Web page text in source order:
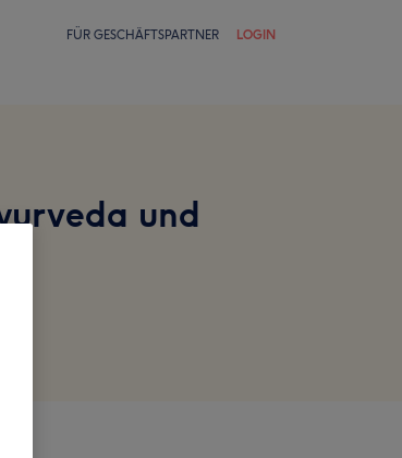
FÜR GESCHÄFTSPARTNER LOGIN
und